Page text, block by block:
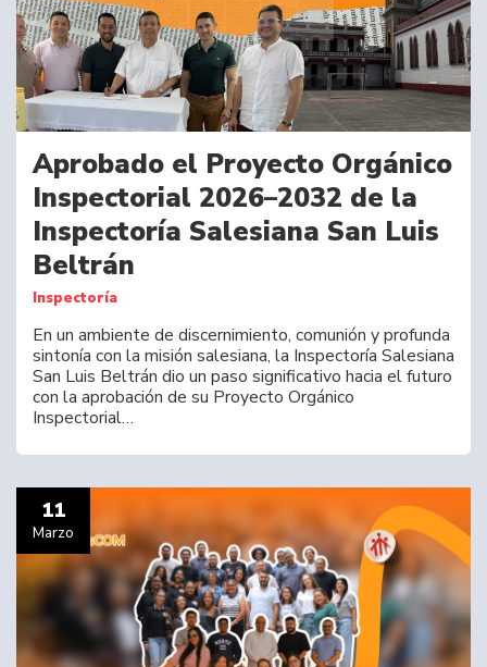
Aprobado el Proyecto Orgánico
Inspectorial 2026–2032 de la
Inspectoría Salesiana San Luis
Beltrán
Inspectoría
En un ambiente de discernimiento, comunión y profunda
sintonía con la misión salesiana, la Inspectoría Salesiana
San Luis Beltrán dio un paso significativo hacia el futuro
con la aprobación de su Proyecto Orgánico
Inspectorial…
11
Marzo